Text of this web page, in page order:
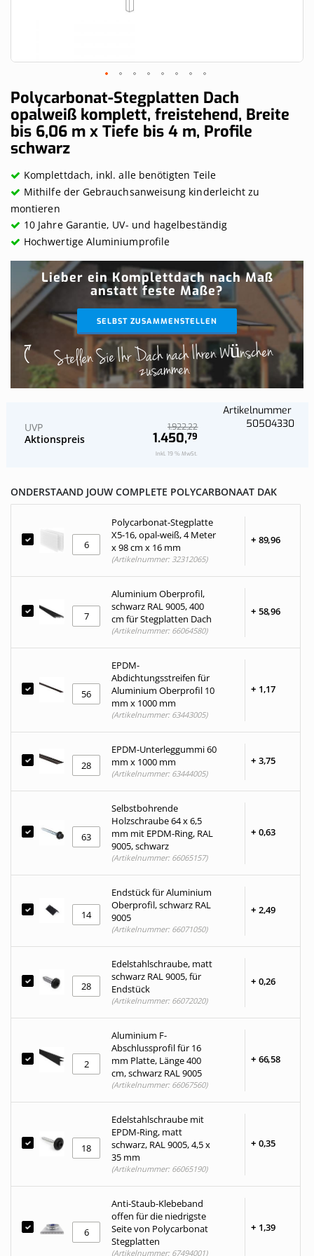
Skip
to
the
beginning
of
the
images
gallery
Polycarbonat-Stegplatten Dach
opalweiß komplett, freistehend, Breite
bis 6,06 m x Tiefe bis 4 m, Profile
schwarz
Komplettdach, inkl. alle benötigten Teile
Mithilfe der Gebrauchsanweisung kinderleicht zu
montieren
10 Jahre Garantie, UV- und hagelbeständig
Hochwertige Aluminiumprofile
Lieber ein Komplettdach nach Maß
anstatt feste Maße?
SELBST ZUSAMMENSTELLEN
Stellen Sie Ihr Dach nach Ihren Wünschen
zusammen
Aktionspreis 1.450,79
UVP 1.922,22
Inkl. 19 % MwSt.
Artikelnummer
50504330
ONDERSTAAND JOUW COMPLETE POLYCARBONAAT DAK
Polycarbonat-Stegplatte
X5-16, opal-weiß, 4 Meter
x 98 cm x 16 mm
+ 89,96
(Artikelnummer: 32312065)
Aluminium Oberprofil,
schwarz RAL 9005, 400
cm für Stegplatten Dach
+ 58,96
(Artikelnummer: 66064580)
EPDM-
Abdichtungsstreifen für
Aluminium Oberprofil 10
mm x 1000 mm
+ 1,17
(Artikelnummer: 63443005)
EPDM-Unterleggummi 60
mm x 1000 mm
+ 3,75
(Artikelnummer: 63444005)
Selbstbohrende
Holzschraube 64 x 6,5
mm mit EPDM-Ring, RAL
9005, schwarz
+ 0,63
(Artikelnummer: 66065157)
Endstück für Aluminium
Oberprofil, schwarz RAL
9005
+ 2,49
(Artikelnummer: 66071050)
Edelstahlschraube, matt
schwarz RAL 9005, für
Endstück
+ 0,26
(Artikelnummer: 66072020)
Aluminium F-
Abschlussprofil für 16
mm Platte, Länge 400
cm, schwarz RAL 9005
+ 66,58
(Artikelnummer: 66067560)
Edelstahlschraube mit
EPDM-Ring, matt
schwarz, RAL 9005, 4,5 x
35 mm
+ 0,35
(Artikelnummer: 66065190)
Anti-Staub-Klebeband
offen für die niedrigste
Seite von Polycarbonat
Stegplatten
+ 1,39
(Artikelnummer: 67494001)